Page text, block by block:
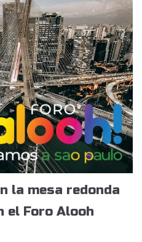
la mesa redonda
el Foro Alooh